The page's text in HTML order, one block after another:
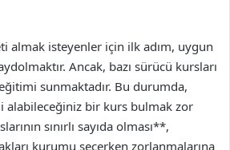
almak isteyenler için ilk adım, uygun
Ancak, bazı sürücü kursları
sunmaktadır. Bu durumda,
alabileceğiniz bir kurs bulmak zor
sınırlı sayıda olması**,
kurumu seçerken zorlanmalarına